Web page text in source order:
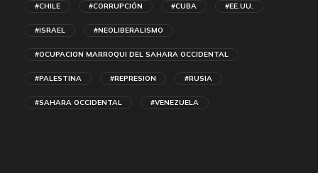
#CHILE #CORRUPCIÓN #CUBA #EE.UU.
#ISRAEL #NEOLIBERALISMO
#OCUPACION MARROQUI DEL SAHARA OCCIDENTAL
#PALESTINA #REPRESION #RUSIA
#SAHARA OCCIDENTAL #VENEZUELA